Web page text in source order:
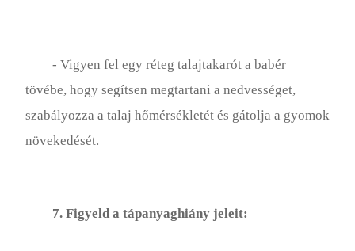
- Vigyen fel egy réteg talajtakarót a babér
tövébe, hogy segítsen megtartani a nedvességet,
szabályozza a talaj hőmérsékletét és gátolja a gyomok
növekedését.
7. Figyeld a tápanyaghiány jeleit: